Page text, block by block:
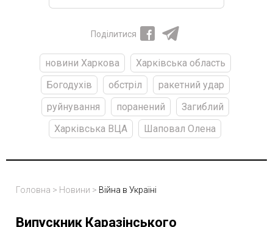
Поділитися
новини Харкова
Харківська область
Богодухів
обстріл
ракетний удар
руйнування
поранений
Загиблий
Харківська ВЦА
Шаповал Олена
Головна > Новини > Війна в Україні
Випускник Каразінського